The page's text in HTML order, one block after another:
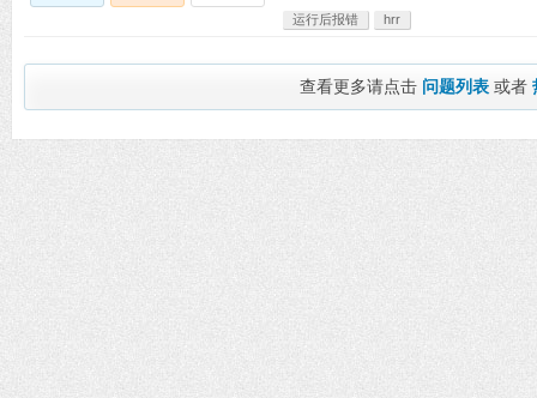
运行后报错 hrr
查看更多请点击 问题列表 或者